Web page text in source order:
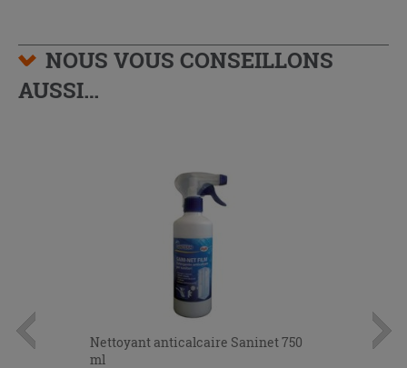
NOUS VOUS CONSEILLONS
AUSSI…
Nettoyant anticalcaire Saninet 750
ml